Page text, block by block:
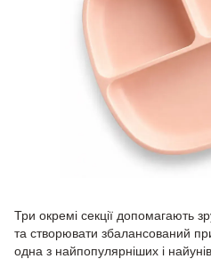
Три окремі секції допомагають
та створювати збалансований
одна з найпопулярніших і